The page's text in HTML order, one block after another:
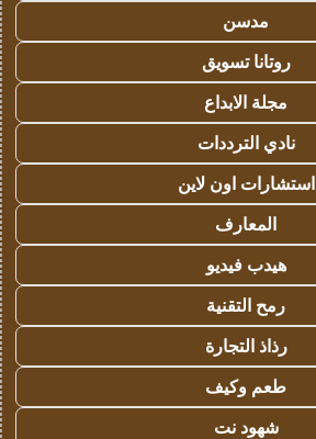
مدسن
روتانا تسويق
مجلة الابداع
نادي الترددات
استشارات اون لاين
المعارف
هيدب فيديو
رمح التقنية
رذاذ التجارة
طعم وكيف
شهود نت